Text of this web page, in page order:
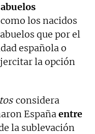
los nacidos
que por el
española o
la opción
considera
Españaentre
la sublevación